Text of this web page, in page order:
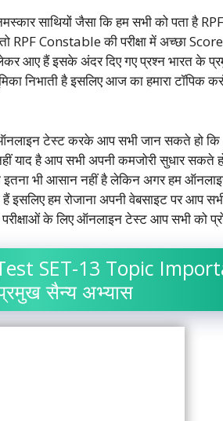
साथियों जैसा कि हम सभी को पता है
तो RPF Constable की परीक्षा में अच्छा
आए हैं इसके अंदर दिए गए प्रश्न भारत के
निभाती है इसलिए आज का हमारा
ऑनलाइन टेस्ट करके आप सभी जान सकते हो
याद है आप सभी अपनी कमजोरी सुधार सकते
इतना भी आसान नहीं है लेकिन अगर हम
हम रोजाना अपनी वेबसाइट पर आप
परीक्षाओं के लिए ऑनलाइन टेस्ट आप सभी को
SET-13 Topic
सैन्य अभ्यास